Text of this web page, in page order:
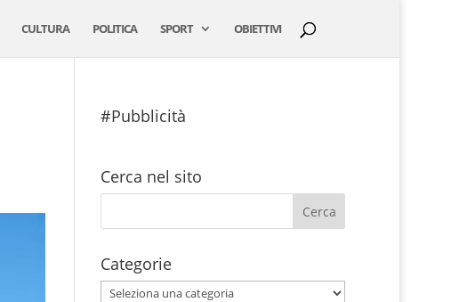
CULTURA POLITICA SPORT OBIETTIVI
#Pubblicità
Cerca nel sito
Categorie
Categorie